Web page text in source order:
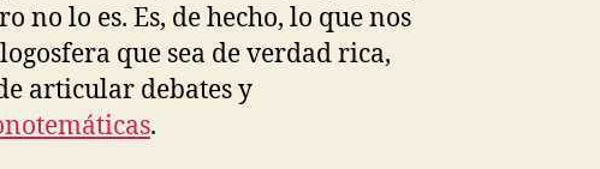
no lo es. Es, de hecho, lo que nos
que sea de verdad rica,
articular debates y
.